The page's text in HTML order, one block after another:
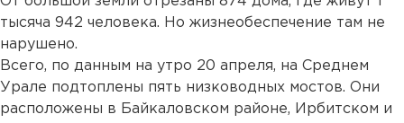
тысяча 942 человека. Но жизнеобеспечение там не
нарушено.
Всего, по данным на утро 20 апреля, на Среднем
Урале подтоплены пять низководных мостов. Они
расположены в Байкаловском районе, Ирбитском и